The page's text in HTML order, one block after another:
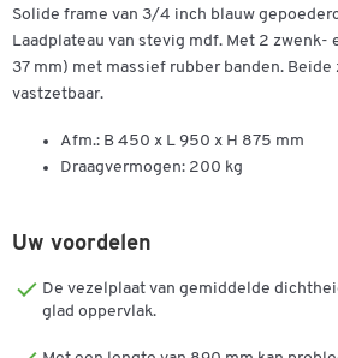
Solide frame van 3/4 inch blauw
Laadplateau van stevig mdf. Met 2 zwenk-
37 mm) met massief rubber banden.
vastzetbaar.
Afm.: B 450 x L 950 x H 875 mm
Draagvermogen: 200 kg
Uw voordelen
De vezelplaat van gemiddelde
glad oppervlak.